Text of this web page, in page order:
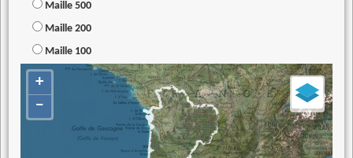
Maille 500
Maille 200
Maille 100
+
−